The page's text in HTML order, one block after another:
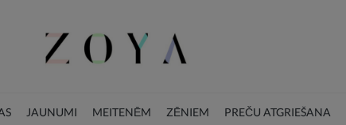
JAUNUMI MEITENĒM ZĒNIEM PREČU ATGRIEŠANA